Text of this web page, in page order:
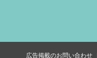
広告掲載のお問い合わせ